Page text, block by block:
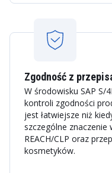
Zgodność z
W środowisku SAP S/
kontroli zgodności
jest łatwiejsze niż
szczególne
REACH/CLP oraz
kosmetyków.